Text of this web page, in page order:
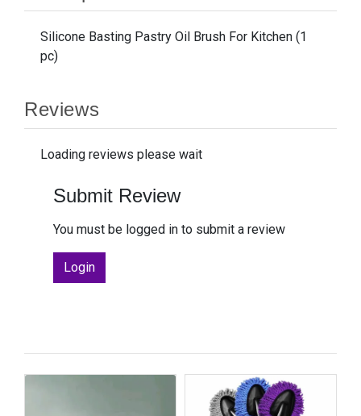
Silicone Basting Pastry Oil Brush For Kitchen (1
pc)
Reviews
Loading reviews please wait
Submit Review
You must be logged in to submit a review
Login